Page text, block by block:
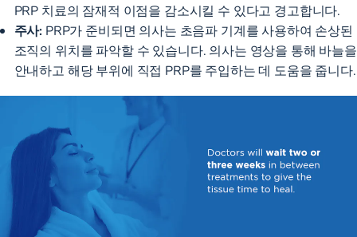
PRP 치료의 잠재적 이점을 감소시킬 수 있다고 경고합니다.
주사: PRP가 준비되면 의사는 초음파 기계를 사용하여 손상된
조직의 위치를 파악할 수 있습니다. 의사는 영상을 통해 바늘을
안내하고 해당 부위에 직접 PRP를 주입하는 데 도움을 줍니다.